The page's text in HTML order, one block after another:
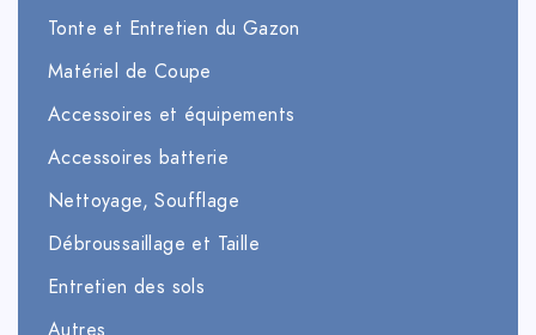
Tonte et Entretien du Gazon
Matériel de Coupe
Accessoires et équipements
Accessoires batterie
Nettoyage, Soufflage
Débroussaillage et Taille
Entretien des sols